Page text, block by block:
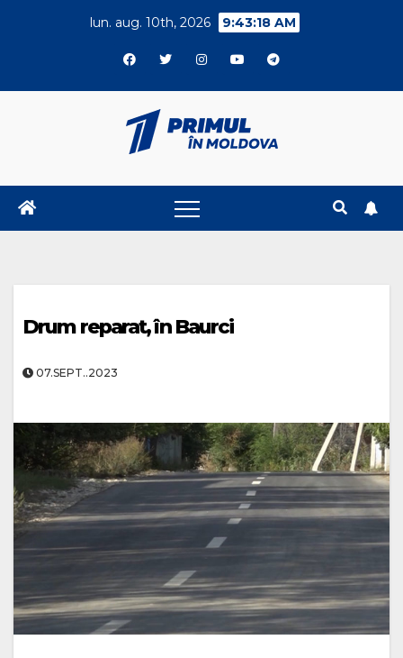
lun. aug. 10th, 2026 9:43:19 AM
Drum reparat, în Baurci
07.SEPT..2023